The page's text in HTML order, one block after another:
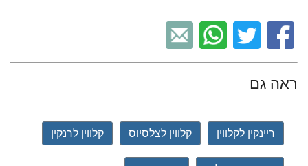
ראה גם
ריינקין לקלווין קלווין לצלסיוס קלווין לרנקין